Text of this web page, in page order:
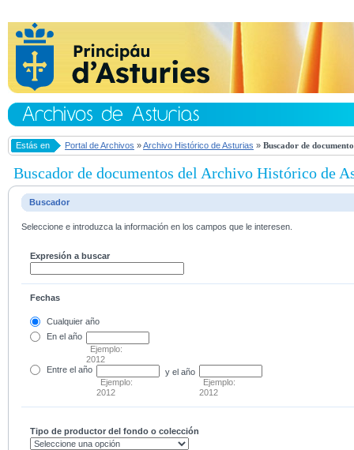
Estás en Portal de Archivos »Archivo Histórico de Asturias » Buscador de
Buscador de documentos del Archivo Histórico de
Buscador
Seleccione e introduzca la información en los campos que le interesen.
Expresión a buscar
Fechas
Cualquier año
En el año
Ejemplo:
2012
Entre el año
Ejemplo:
2012
y el año
Ejemplo:
2012
Tipo de productor del fondo o colección